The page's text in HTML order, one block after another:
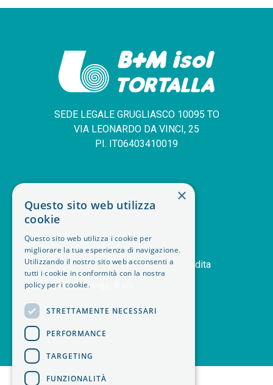
SEDE LEGALE GRUGLIASCO 10095 TO
VIA LEONARDO DA VINCI, 25
PI. IT06403410019
SERVIZIO CLIENTI
deskphone +39 011 408 14 28
orders Storico ordini
handshake Termini e condizioni di vendita
delivery_truck_speed
×
Questo sito web utilizza
cookie
Questo sito web utilizza i cookie per
migliorare la tua esperienza di navigazione.
Utilizzando il nostro sito web acconsenti a
tutti i cookie in conformità con la nostra
policy per i cookie.
STRETTAMENTE NECESSARI
PERFORMANCE
TARGETING
FUNZIONALITÀ